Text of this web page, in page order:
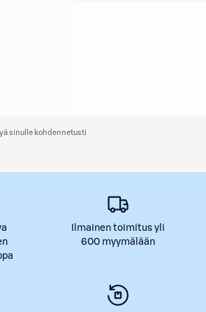
sinulle kohdennetusti
Ilmainen toimitus yli
600 myymälään